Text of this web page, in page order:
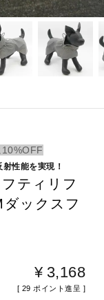
性能を実現！
ティリフ
ックスフ
¥ 3,168
[ 29 ポイント進呈 ]